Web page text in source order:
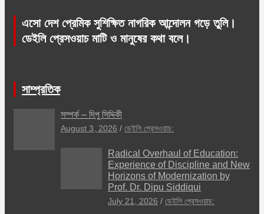
এসো দেশ প্রেমিক সুশিক্ষিত নাগরিক আন্দোলন গড়ে তুলি।
ডেইলি প্রেসওয়াচ মাটি ও মানুষের কথা বলে।
সাম্প্রতিক
সম্পর্ক – দিপু সিদ্দিকী
August 3, 2026 ডেইলি প্রেসওয়াচ:
Radical Overhaul of Education:
Experience of Discipline and New
Horizons of Modernization by
Prof. Dr. Dipu Siddiqui
July 21, 2026 ডেইলি প্রেসওয়াচ: